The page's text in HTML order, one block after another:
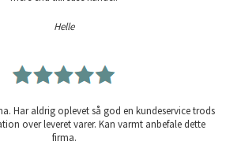
Helle
Har aldrig oplevet så god en kundeservice trods
over leveret varer. Kan varmt anbefale dette
firma.